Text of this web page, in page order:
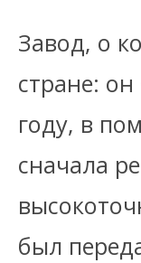
Завод, о
стране:
году, в
сначала
был